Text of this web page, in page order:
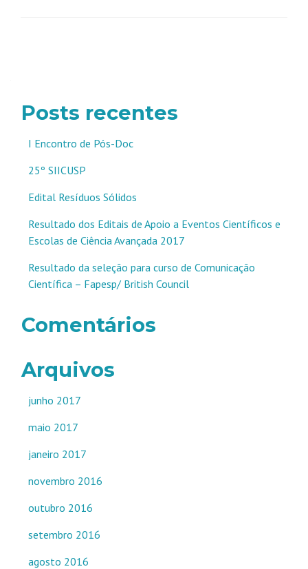
Posts recentes
I Encontro de Pós-Doc
25º SIICUSP
Edital Resíduos Sólidos
Resultado dos Editais de Apoio a Eventos Científicos e
Escolas de Ciência Avançada 2017
Resultado da seleção para curso de Comunicação
Científica – Fapesp/ British Council
Comentários
Arquivos
junho 2017
maio 2017
janeiro 2017
novembro 2016
outubro 2016
setembro 2016
agosto 2016